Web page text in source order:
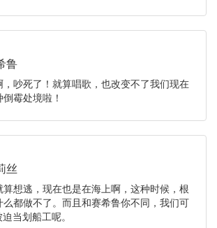
鲁
，吵死了！就算唱歌，也改变不了我们现在
霉处境啦！
丝
算想逃，现在也是在海上啊，这种时候，根
么都做不了。而且和赛希鲁你不同，我们可
当划船工呢。